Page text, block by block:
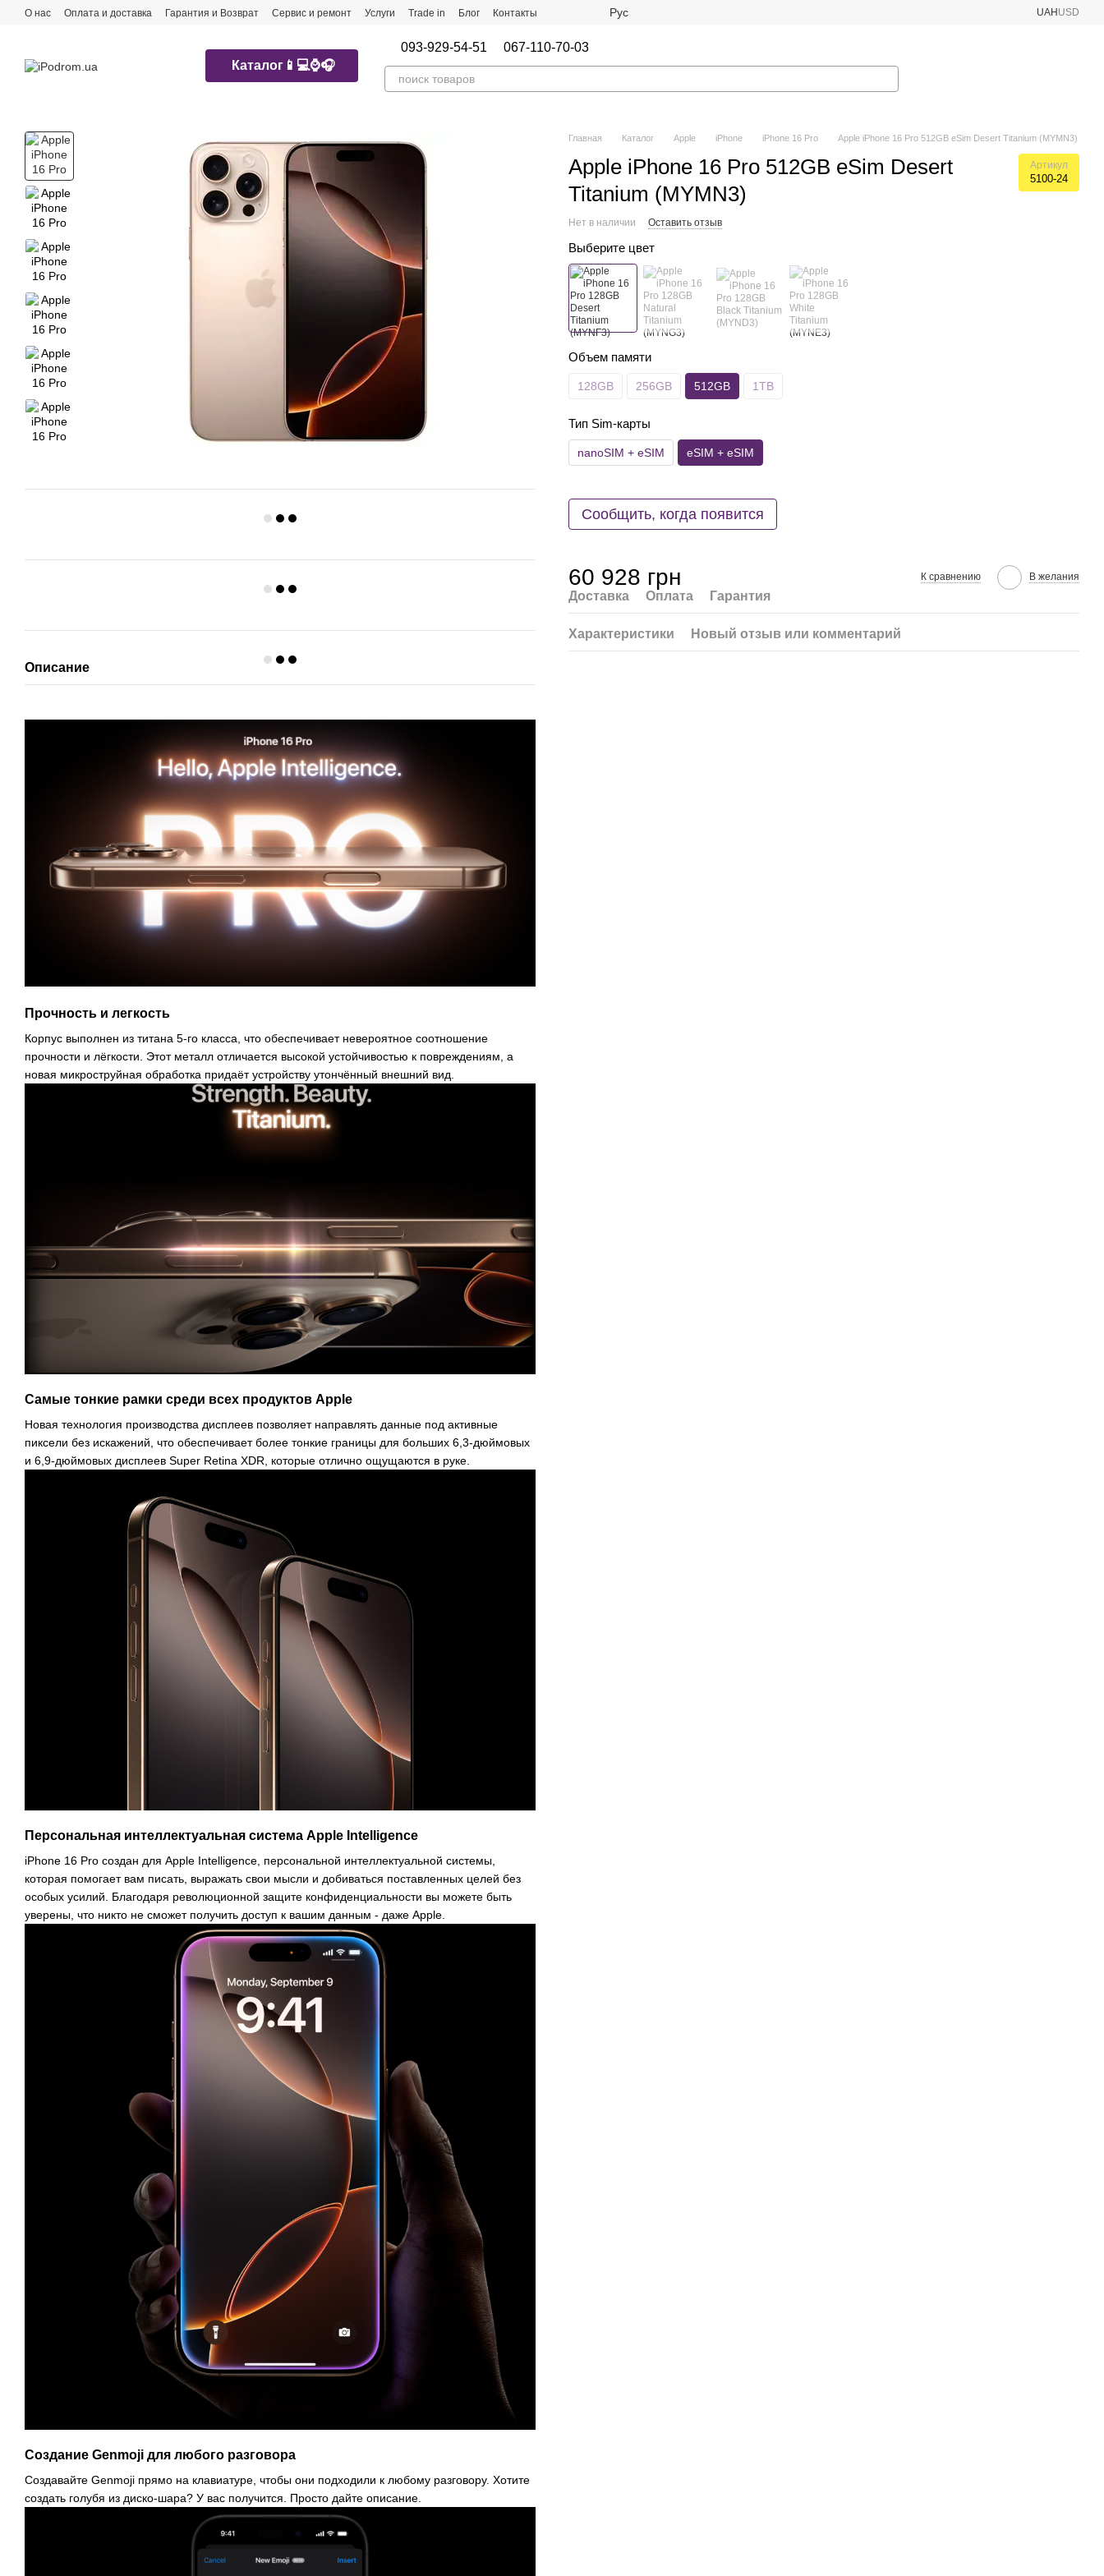
Перейти к основному контенту
О нас Оплата и доставка Гарантия и Возврат Сервис и ремонт Услуги Trade in Блог Контакты Рус UAH USD
Каталог📱💻⌚️🎧
093-929-54-51 067-110-70-03
Описание
Прочность и легкость
Корпус выполнен из титана 5-го класса, что обеспечивает невероятное соотношение
прочности и лёгкости. Этот металл отличается высокой устойчивостью к повреждениям, а
новая микроструйная обработка придаёт устройству утончённый внешний вид.
Самые тонкие рамки среди всех продуктов Apple
Новая технология производства дисплеев позволяет направлять данные под активные
пиксели без искажений, что обеспечивает более тонкие границы для больших 6,3-дюймовых
и 6,9-дюймовых дисплеев Super Retina XDR, которые отлично ощущаются в руке.
Персональная интеллектуальная система Apple Intelligence
iPhone 16 Pro создан для Apple Intelligence, персональной интеллектуальной системы,
которая помогает вам писать, выражать свои мысли и добиваться поставленных целей без
особых усилий. Благодаря революционной защите конфиденциальности вы можете быть
уверены, что никто не сможет получить доступ к вашим данным - даже Apple.
Создание Genmoji для любого разговора
Создавайте Genmoji прямо на клавиатуре, чтобы они подходили к любому разговору. Хотите
создать голубя из диско-шара? У вас получится. Просто дайте описание.
Главная Каталог Apple iPhone iPhone 16 Pro Apple iPhone 16 Pro 512GB eSim Desert Titanium (MYMN3)
Apple iPhone 16 Pro 512GB eSim Desert
Titanium (MYMN3)
Артикул
5100-24
Нет в наличии Оставить отзыв
Выберите цвет
Объем памяти
128GB 256GB 512GB 1TB
Тип Sim-карты
nanoSIM + eSIM eSIM + eSIM
Сообщить, когда появится
60 928 грн К сравнению В желания
Доставка Оплата Гарантия
Характеристики Новый отзыв или комментарий